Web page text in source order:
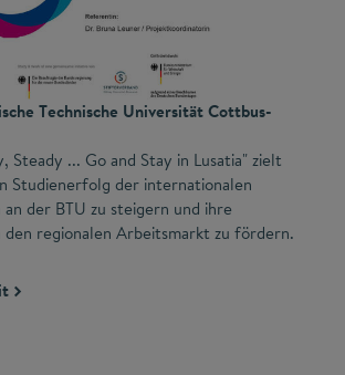
Technische Universität Cottbus-
Steady ... Go and Stay in Lusatia" zielt
Studienerfolg der internationalen
der BTU zu steigern und ihre
regionalen Arbeitsmarkt zu fördern.